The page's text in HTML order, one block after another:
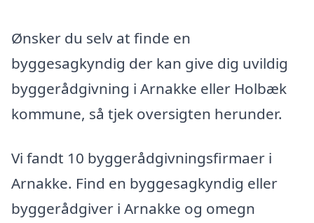
Ønsker du selv at finde en
byggesagkyndig der kan give dig uvildig
byggerådgivning i Arnakke eller Holbæk
kommune, så tjek oversigten herunder.
Vi fandt 10 byggerådgivningsfirmaer i
Arnakke. Find en byggesagkyndig eller
byggerådgiver i Arnakke og omegn